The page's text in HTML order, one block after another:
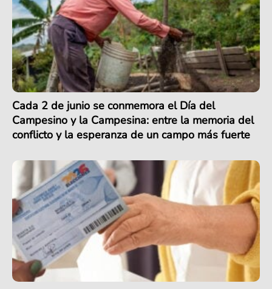
Cada 2 de junio se conmemora el Día del
Campesino y la Campesina: entre la memoria del
conflicto y la esperanza de un campo más fuerte